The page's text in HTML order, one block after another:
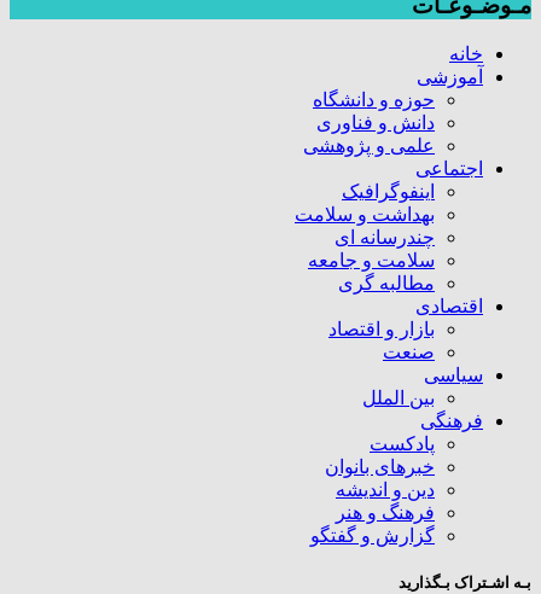
مـوضـوعـات
خانه
آموزشی
حوزه و دانشگاه
دانش و فناوری
علمی و پژوهشی
اجتماعی
اینفوگرافیک
بهداشت و سلامت
چندرسانه ای
سلامت و جامعه
مطالبه گری
اقتصادی
بازار و اقتصاد
صنعت
سیاسی
بین الملل
فرهنگی
پادکست
خبرهای بانوان
دین و اندیشه
فرهنگ و هنر
گزارش و گفتگو
بـه اشـتراک بـگذارید